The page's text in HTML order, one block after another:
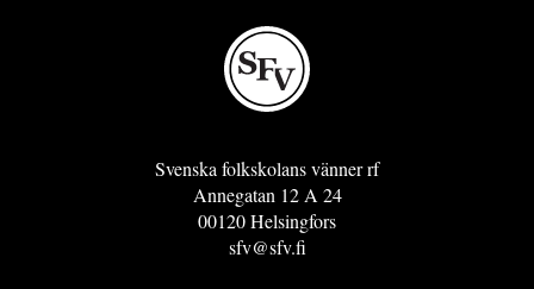
Svenska folkskolans vänner rf
Annegatan 12 A 24
00120 Helsingfors
sfv@sfv.fi